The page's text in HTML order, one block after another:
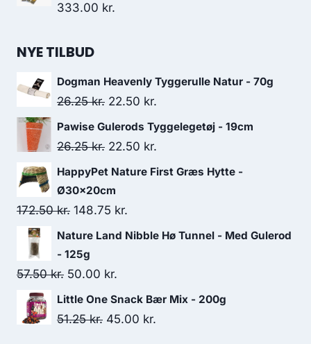
333.00 kr.
NYE TILBUD
Dogman Heavenly Tyggerulle Natur - 70g
26.25kr. Den
oprindelige
pris
22.50 kr.
aktuelle
Pawise Gulerods Tyggelegetøj - 19cm
26.25kr. Den
oprindelige
pris
var:
26.25 kr..
22.50 kr.
aktuelle
22.50 kr..
HappyPet Nature First Græs Hytte -
Ø30x20cm
172.50kr. Den
oprindelige
pris
var:
172.50 kr..
148.75 kr.
aktuelle
148.75 kr..
Nature Land Nibble Hø Tunnel - Med Gulerod
- 125g
57.50kr. Den
oprindelige
pris
50.00 kr.
aktuelle
pris
Little One Snack Bær Mix - 200g
51.25kr. Den
45.00 kr.